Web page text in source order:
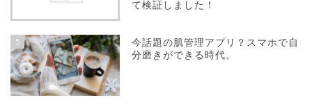
て検証しました！
5
今話題の肌管理アプリ？スマホで自
分磨きができる時代。